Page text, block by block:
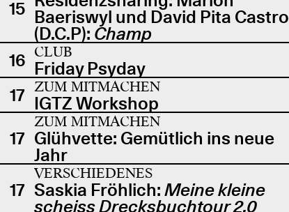
15 Baeriswyl und David Pita Castro
(D.C.P): Champ
16 CLUB
Friday Psyday
17 ZUM MITMACHEN
IGTZ Workshop
17
ZUM MITMACHEN
Glühvette: Gemütlich ins neue
Jahr
17
VERSCHIEDENES
Saskia Fröhlich: Meine kleine
scheiss Drecksbuchtour 2.0